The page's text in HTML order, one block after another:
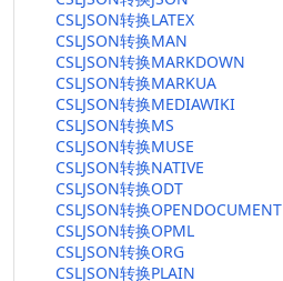
CSLJSON转换LATEX
CSLJSON转换MAN
CSLJSON转换MARKDOWN
CSLJSON转换MARKUA
CSLJSON转换MEDIAWIKI
CSLJSON转换MS
CSLJSON转换MUSE
CSLJSON转换NATIVE
CSLJSON转换ODT
CSLJSON转换OPENDOCUMENT
CSLJSON转换OPML
CSLJSON转换ORG
CSLJSON转换PLAIN